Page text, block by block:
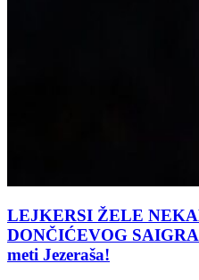
LEJKERSI ŽELE
DONČIĆEVOG
meti Jezeraša!